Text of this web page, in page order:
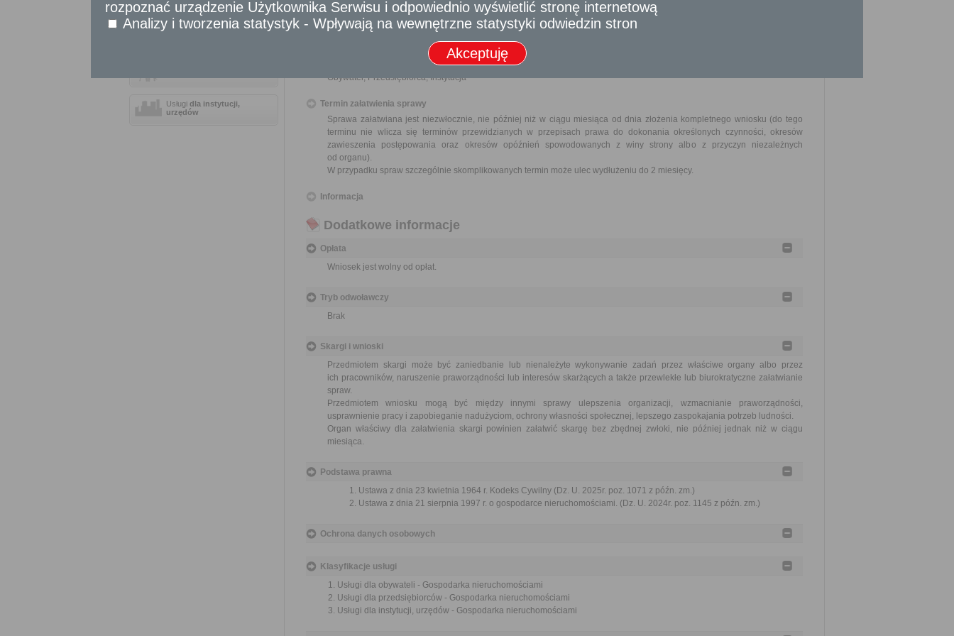
Sprawy obywatelskie
Udostępnianie informacji publicznej
Usługi dla instytucji,
urzędów
gospodarczej nie starszy niż 3 miesiące.
W przypadku Kościołów i związków wyznaniowych do wniosku należy dołączyć - kserokopię dokumentu
Obywatel, Przedsiębiorca, Instytucja
Termin załatwienia sprawy
Sprawa załatwiana jest niezwłocznie, nie później niż w ciągu miesiąca od dnia złożenia kompletnego wniosku (do tego
terminu nie wlicza się terminów przewidzianych w przepisach prawa do dokonania określonych czynności, okresów
zawieszenia postępowania oraz okresów opóźnień spowodowanych z winy strony albo z przyczyn niezależnych
od organu).
W przypadku spraw szczególnie skomplikowanych termin może ulec wydłużeniu do 2 miesięcy.
Informacja
Dodatkowe informacje
Opłata
Wniosek jest wolny od opłat.
Tryb odwoławczy
Brak
Skargi i wnioski
Przedmiotem skargi może być zaniedbanie lub nienależyte wykonywanie zadań przez właściwe organy albo przez
ich pracowników, naruszenie praworządności lub interesów skarżących a także przewlekłe lub biurokratyczne załatwianie
spraw.
Przedmiotem wniosku mogą być między innymi sprawy ulepszenia organizacji, wzmacnianie praworządności,
usprawnienie pracy i zapobieganie nadużyciom, ochrony własności społecznej, lepszego zaspokajania potrzeb ludności.
Organ właściwy dla załatwienia skargi powinien załatwić skargę bez zbędnej zwłoki, nie później jednak niż w ciągu
miesiąca.
Podstawa prawna
Ustawa z dnia 23 kwietnia 1964 r. Kodeks Cywilny (Dz. U. 2025r. poz. 1071 z późn. zm.)
Ustawa z dnia 21 sierpnia 1997 r. o gospodarce nieruchomościami. (Dz. U. 2024r. poz. 1145 z późn. zm.)
Ochrona danych osobowych
Klasyfikacje usługi
Usługi dla obywateli - Gospodarka nieruchomościami
Usługi dla przedsiębiorców - Gospodarka nieruchomościami
Usługi dla instytucji, urzędów - Gospodarka nieruchomościami
rozpoznać urządzenie Użytkownika Serwisu i odpowiednio wyświetlić stronę internetową
Analizy i tworzenia statystyk - Wpływają na wewnętrzne statystyki odwiedzin stron
Akceptuję